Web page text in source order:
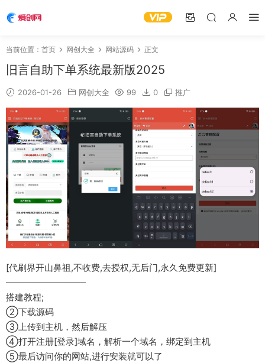
当前位置： 首页 网创大全 网站源码 正文
旧言自助下单系统最新版2025
2026-01-26 网创大全 99 0 推广
[代刷界开山鼻祖,不收费,去授权,无后门,永久免费更新]
—————————
搭建教程;
②下载源码
③上传到主机，然后解压
④打开注册[登录]域名，解析一个域名，绑定到主机
⑤最后访问你的网站,进行安装就可以了